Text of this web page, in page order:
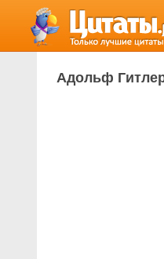
Адольф